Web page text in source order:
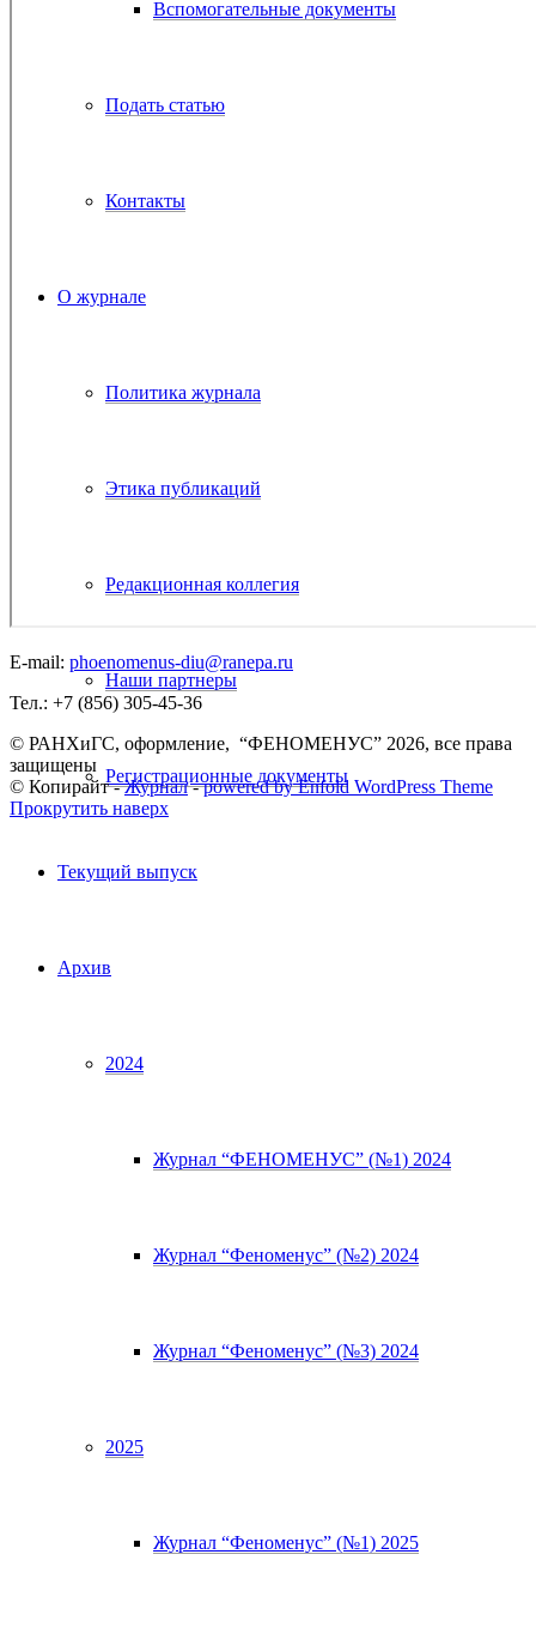
Вспомогательные документы
Подать статью
Контакты
О журнале
Политика журнала
Этика публикаций
Редакционная коллегия
Наши партнеры
Регистрационные документы
Текущий выпуск
Архив
2024
Журнал “ФЕНОМЕНУС” (№1) 2024
Журнал “Феноменус” (№2) 2024
Журнал “Феноменус” (№3) 2024
2025
Журнал “Феноменус” (№1) 2025
E-mail: phoenomenus-diu@ranepa.ru
Тел.: +7 (856) 305-45-36
© РАНХиГС, оформление, “ФЕНОМЕНУС” 2026, все права
защищены
© Копирайт -Журнал-powered by Enfold WordPress Theme
Прокрутить наверх